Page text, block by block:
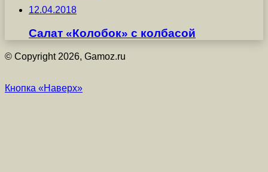
12.04.2018
Салат «Колобок» с колбасой
© Copyright 2026, Gamoz.ru
Кнопка «Наверх»